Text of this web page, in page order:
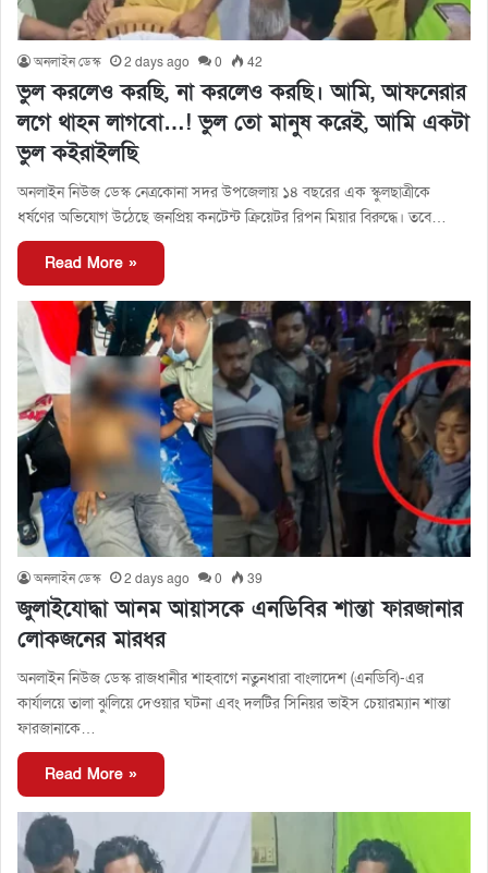
অনলাইন ডেস্ক 2 days ago 0 42
ভুল করলেও করছি, না করলেও করছি। আমি, আফনেরার
লগে থাহন লাগবো…! ভুল তো মানুষ করেই, আমি একটা
ভুল কইরাইলছি
অনলাইন নিউজ ডেস্ক নেত্রকোনা সদর উপজেলায় ১৪ বছরের এক স্কুলছাত্রীকে
ধর্ষণের অভিযোগ উঠেছে জনপ্রিয় কনটেন্ট ক্রিয়েটর রিপন মিয়ার বিরুদ্ধে। তবে…
Read More »
অনলাইন ডেস্ক 2 days ago 0 39
জুলাইযোদ্ধা আনম আয়াসকে এনডিবির শান্তা ফারজানার
লোকজনের মারধর
অনলাইন নিউজ ডেস্ক রাজধানীর শাহবাগে নতুনধারা বাংলাদেশ (এনডিবি)-এর
কার্যালয়ে তালা ঝুলিয়ে দেওয়ার ঘটনা এবং দলটির সিনিয়র ভাইস চেয়ারম্যান শান্তা
ফারজানাকে…
Read More »